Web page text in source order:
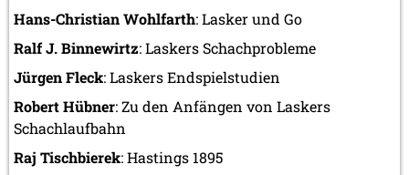
Hans-Christian Wohlfarth: Lasker und Go
Ralf J. Binnewirtz: Laskers Schachprobleme
Jürgen Fleck: Laskers Endspielstudien
Robert Hübner: Zu den Anfängen von Laskers
Schachlaufbahn
Raj Tischbierek: Hastings 1895